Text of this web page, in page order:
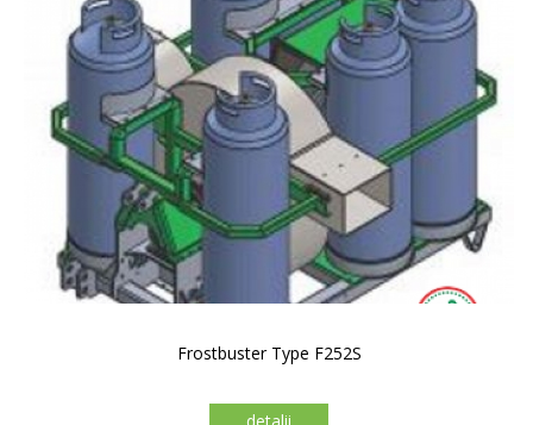
Frostbuster Type F252S